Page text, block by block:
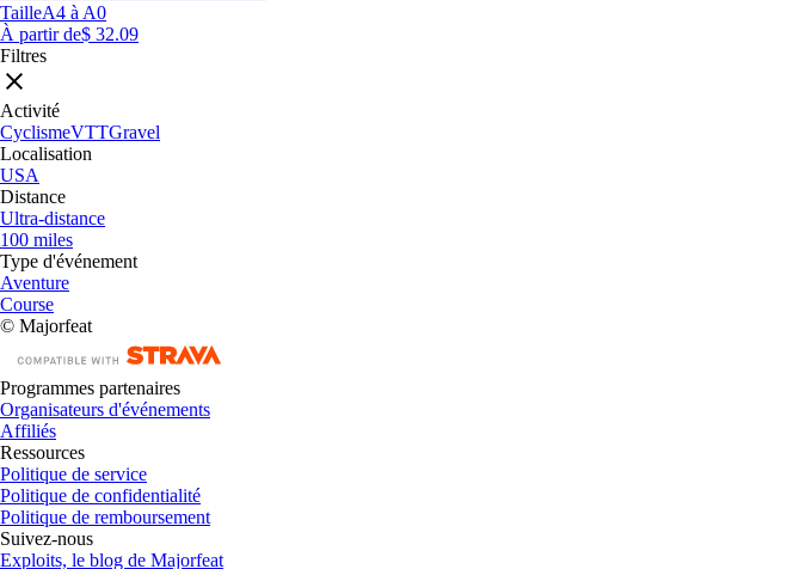
TailleA4 à A0
À partir de$ 32.09
Filtres
Activité
CyclismeVTTGravel
Localisation
USA
Distance
Ultra-distance
100 miles
Type d'événement
Aventure
Course
© Majorfeat
Programmes partenaires
Organisateurs d'événements
Affiliés
Ressources
Politique de service
Politique de confidentialité
Politique de remboursement
Suivez-nous
Exploits, le blog de Majorfeat